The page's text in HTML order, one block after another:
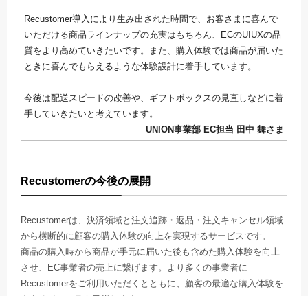
Recustomer導入により生み出された時間で、お客さまに喜んで
いただける商品ラインナップの充実はもちろん、ECのUIUXの品
質をより高めていきたいです。また、購入体験では商品が届いた
ときに喜んでもらえるような体験設計に着手しています。
今後は配送スピードの改善や、ギフトボックスの見直しなどに着
手していきたいと考えています。
UNION事業部 EC担当 田中 舞さま
Recustomerの今後の展開
Recustomerは、決済領域と注文追跡・返品・注文キャンセル領域
から横断的に顧客の購入体験の向上を実現するサービスです。
商品の購入時から商品が手元に届いた後も含めた購入体験を向上
させ、EC事業者の売上に繋げます。より多くの事業者に
Recustomerをご利用いただくとともに、顧客の最適な購入体験を